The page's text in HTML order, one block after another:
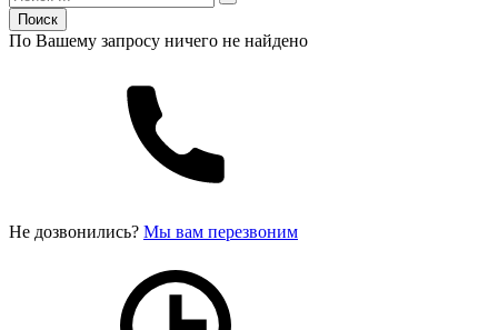
Поиск
По Вашему запросу ничего не найдено
Не дозвонились? Мы вам перезвоним